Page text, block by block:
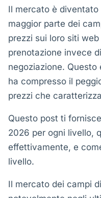
Il mercato è
maggior parte dei
prezzi sui loro siti
prenotazione invece
negoziazione.
ha compresso il
prezzi che
Questo post ti
2026 per ogni livello,
effettivamente, e
livello.
Il mercato dei campi